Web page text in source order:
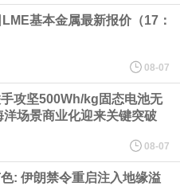
，预期第3季度营运将优于第2季度，并
）于当地时间5日发布报告称，美国海军
朗普级”（Trump-class）战列舰，从研发
亿美元，为美国有史以来最昂贵的水
基本金属最新报价（17：
08-07
攻坚500Wh/kg固态电池无
洋场景商业化迎来关键突破
08-07
: 伊朗禁令重启注入地缘溢